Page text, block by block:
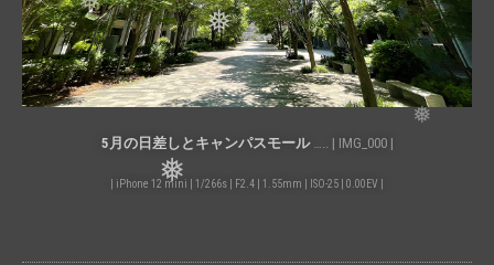
5月の日差しとキャンパスモール….. | IMG_000 |
| iPhone 12 mini | 1/266s | F2.4 | 1.55mm | ISO-25 | 0.00EV |